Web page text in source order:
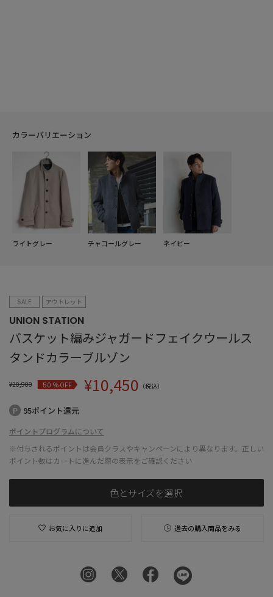
カラーバリエーション
ライトグレー チャコールグレー ネイビー
SALE アウトレット
UNION STATION
バスケット編みジャガードフェイクウールス
タンドカラーブルゾン
¥20,900 50% OFF ¥10,450 （税込）
95ポイント還元
ポイントプログラムについて
※付与されるポイントは会員クラスやキャンペーンにより異なります。正しい
ポイント数はカートに進んだ際の表示をご確認ください
色とサイズを選択
お気に入りに追加 過去の購入商品をみる